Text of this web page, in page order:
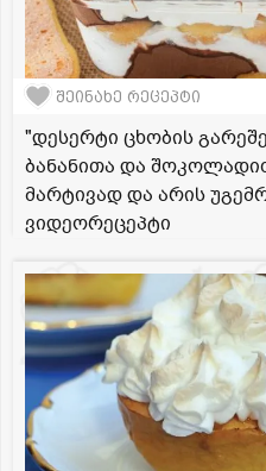
შეინახე რეცეპტი
"დესერტი ცხობის
ბანანითა და
მარტივად და არის
ვიდეორეცეპტი